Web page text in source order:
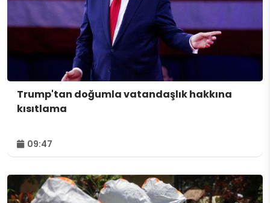
Trump'tan doğumla vatandaşlık hakkına
kısıtlama
09:47